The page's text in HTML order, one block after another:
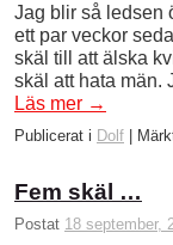
Jag blir så ledsen
ett par veckor
skäl till att älska
skäl att hata män.
Läs mer →
Publicerat i Dolf
Fem skäl …
Postat 18 september,